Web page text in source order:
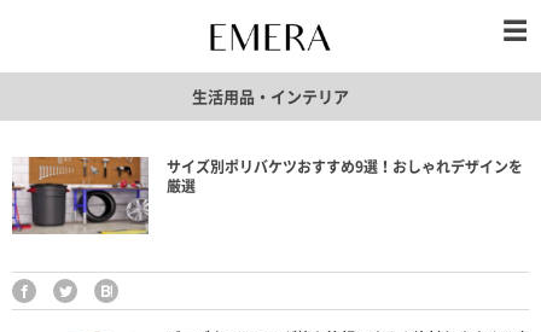
生活用品・インテリア
サイズ別ポリバケツおすすめ9選！おしゃれデザインを
厳選